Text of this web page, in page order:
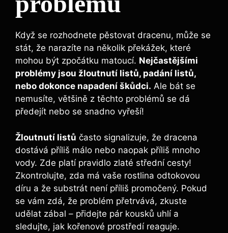
Když se rozhodnete pěstovat dracenu, může se
stát, že narazíte na několik překážek, které
mohou být zpočátku matoucí. Nejčastějšími
problémy jsou žloutnutí listů, padání listů,
nebo dokonce napadení škůdci. Ale bát se
nemusíte, většině z těchto problémů se dá
předejít nebo se snadno vyřeší!
Žloutnutí listů často signalizuje, že dracena
dostává příliš málo nebo naopak příliš mnoho
vody. Zde platí pravidlo zlaté střední cesty!
Zkontrolujte, zda má vaše rostlina odtokovou
díru a že substrát není příliš promočený. Pokud
se vám zdá, že problém přetrvává, zkuste
udělat zábal – přidejte pár kousků uhlí a
sledujte, jak kořenové prostředí reaguje.